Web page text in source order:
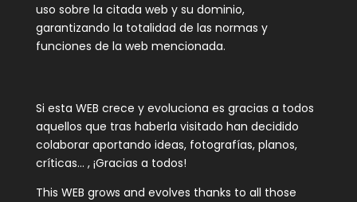
uso sobre la citada web y su dominio,
garantizando la totalidad de las normas y
funciones de la web mencionada.
Si esta WEB crece y evoluciona es gracias a todos
aquellos que tras haberla visitado han decidido
colaborar aportando ideas, fotografías, planos,
críticas… , ¡Gracias a todos!
This WEB grows and evolves thanks to all those